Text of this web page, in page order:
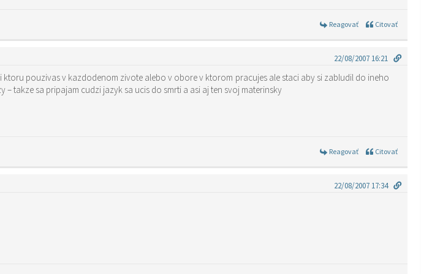
Reagovať Citovať
22/08/2007 16:21
takze sa pripajam cudzi jazyk sa ucis do smrti a asi aj ten svoj materinsky
Reagovať Citovať
22/08/2007 17:34